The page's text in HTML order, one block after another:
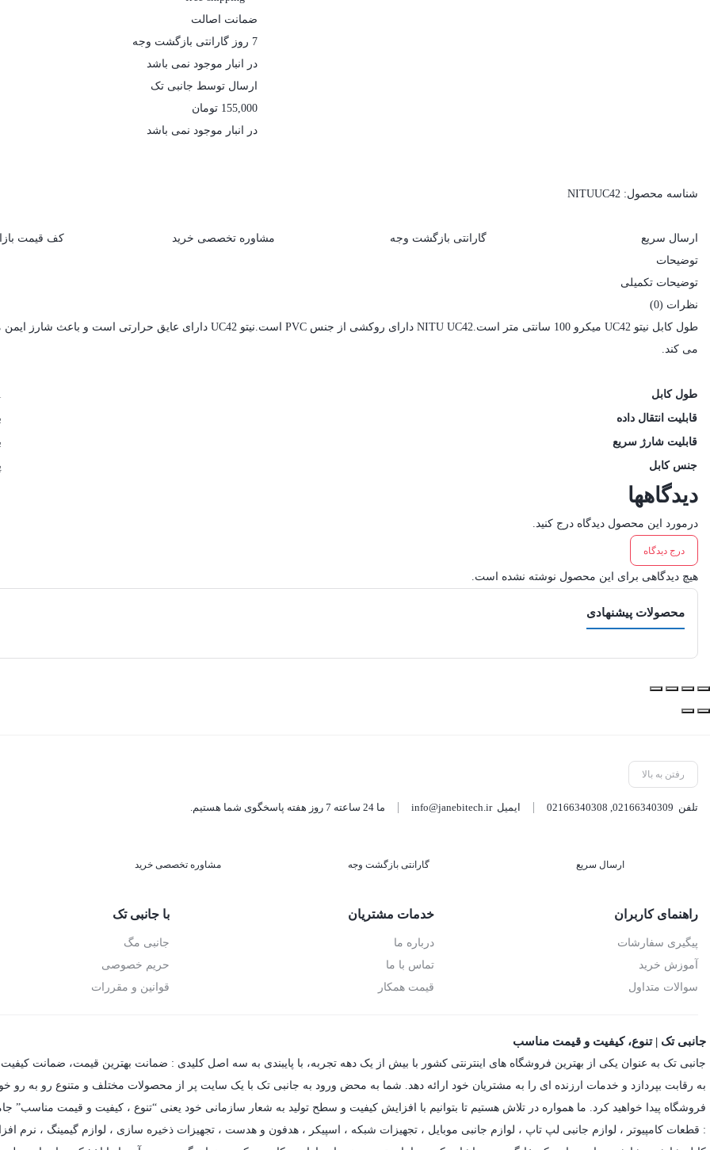
شناسه محصول: NITUUC42
ضمانت اصالت
7 روز گارانتی بازگشت وجه
در انبار موجود نمی باشد
ارسال توسط جانبی تک
155,000 تومان
در انبار موجود نمی باشد
ارسال سریع گارانتی بازگشت وجه مشاوره تخصصی خرید کف قیمت
توضیحات
توضیحات تکمیلی
نظرات (0)
می کند.
طول کابل
قابلیت انتقال داده
قابلیت شارژ سریع
جنس کابل
دیدگاهها
درمورد این محصول دیدگاه درج کنید.
درج دیدگاه
هیچ دیدگاهی برای این محصول نوشته نشده است.
محصولات پیشنهادی
رفتن به بالا
تلفن 02166340309
02166340308 ایمیلinfo@janebitech.ir ما 24 ساعته 7 روز هفته پاسخگوی شما هستیم.
ارسال سریع گارانتی بازگشت وجه مشاوره تخصصی خرید
راهنمای کاربران
پیگیری سفارشات
آموزش خرید
سوالات متداول
خدمات مشتریان
درباره ما
تماس با ما
قیمت همکار
با جانبی تک
جانبی مگ
حریم خصوصی
قوانین و مقررات
جانبی تک | تنوع، کیفیت و قیمت مناسب
جانبی تک به عنوان یکی از بهترین فروشگاه های اینترنتی کشور با بیش از یک دهه تجربه، با پایبندی به سه اصل کلیدی : ضمانت بهترین قیمت، ضمانت
به رقابت بپردازد و خدمات ارزنده ای را به مشتریان خود ارائه دهد. شما به محض ورود به جانبی تک با یک سایت پر از محصولات مختلف و متنوع رو به رو
فروشگاه پیدا خواهید کرد. ما همواره در تلاش هستیم تا بتوانیم با افزایش کیفیت و سطح تولید به شعار سازمانی خود یعنی “تنوع ، کیفیت و قیمت مناسب”
: قطعات کامپیوتر ، لوازم جانبی لپ تاپ ، لوازم جانبی موبایل ، تجهیزات شبکه ، اسپیکر ، هدفون و هدست ، تجهیزات ذخیره سازی ، لوازم گیمینگ ، نرم